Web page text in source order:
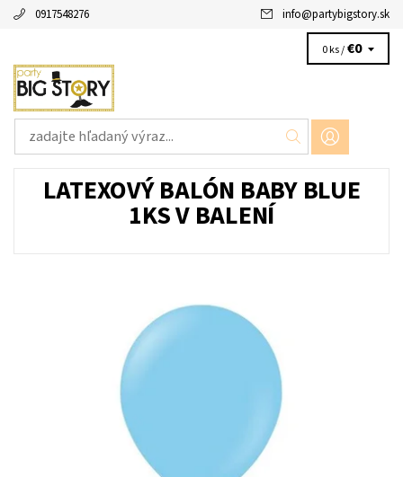
0917548276 info@partybigstory.sk
0 ks /€0
LATEXOVÝ BALÓN BABY BLUE
1KS V BALENÍ